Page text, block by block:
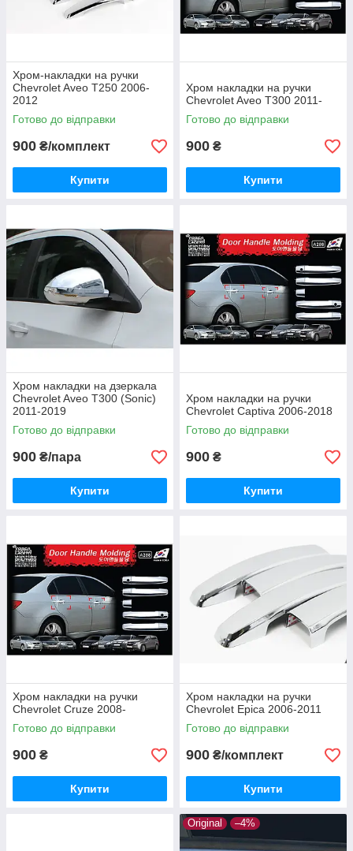
Хром-накладки на ручки
Chevrolet Aveo T250 2006-
2012
Готово до відправки
900 ₴/комплект
Купити
Хром накладки на ручки
Chevrolet Aveo T300 2011-
Готово до відправки
900 ₴
Купити
Хром накладки на дзеркала
Chevrolet Aveo T300 (Sonic)
2011-2019
Готово до відправки
900 ₴/пара
Купити
Хром накладки на ручки
Chevrolet Captiva 2006-2018
Готово до відправки
900 ₴
Купити
Хром накладки на ручки
Chevrolet Cruze 2008-
Готово до відправки
900 ₴
Купити
Хром накладки на ручки
Chevrolet Epica 2006-2011
Готово до відправки
900 ₴/комплект
Купити
Original –4%